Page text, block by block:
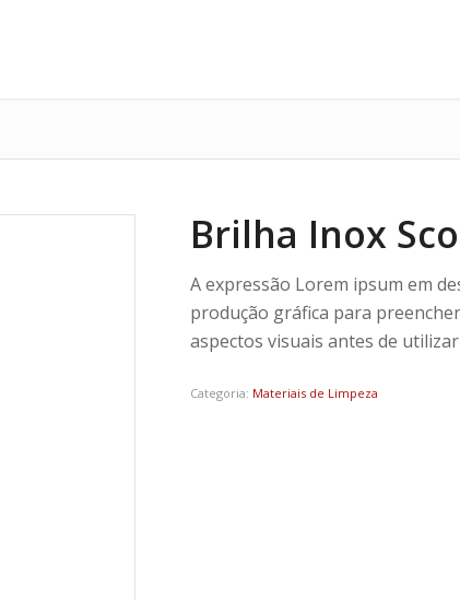
Brilha Inox
A expressão Lorem ipsum em
produção gráfica para
aspectos visuais antes de
Categoria: Materiais de Limpeza